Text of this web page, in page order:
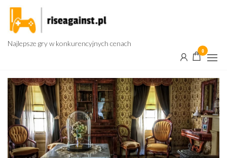
Przejdź
treści
Najlepsze gry w konkurencyjnych cenach
0